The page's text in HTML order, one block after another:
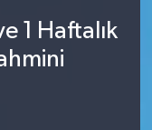
1 Haftalık